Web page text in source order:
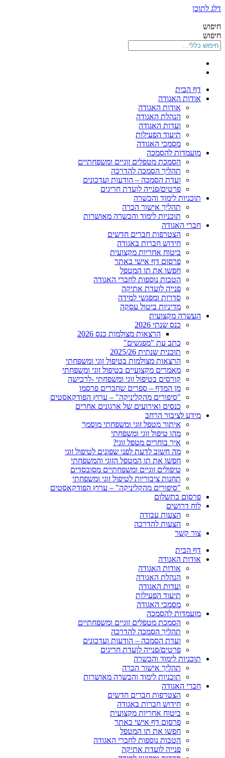
דלג לתוכן
חיפוש
חיפוש
דף הבית
אודות האגודה
אודות האגודה
הנהלת האגודה
ועדות האגודה
תיעוד הפעילות
מסמכי האגודה
מועמדות להסמכה
הסמכת מטפלים זוגיים ומשפחתיים
תהליך הסמכה להדרכה
ועדת הסמכה – הודעות ועדכונים
פרטים/פנייה לועדת חריגים
תוכניות לימוד והכשרה
תהליך אישור הכרה
תוכניות לימוד והכשרה מאושרות
חברי האגודה
הצטרפות חברים חדשים
חידוש חברות באגודה
ביטוח אחריות מקצועית
פרסום דף אישי באתר
חפשו את תו המטפל
הטבות נוספות לחברי האגודה
פנייה לועדת אתיקה
סדרות ומפגשי למידה
מדיניות ביטול עסקה
העשרה מקצועית
כנס שנתי 2026
הרצאות מצולמות כנס 2026
כתב עת "מפגשים"
תוכנית שנתית 2025/26
הרצאות מצולמות בטיפול זוגי ומשפחתי
מאמרים מקצועיים בטיפול זוגי ומשפחתי
קורסים בטיפול זוגי ומשפחתי -לרכישה
מן המדף – ספרים שחברים פרסמו
"סיפורים מהקליניקה" – ערוץ הפודקאסטים
כנסים ואירועים של ארגונים אחרים
מידע לציבור הרחב
איתור מטפל זוגי ומשפחתי מוסמך
מהו טיפול זוגי ומשפחתי
איך בוחרים מטפל זוגי?
מה חשוב לדעת לפני שפונים לטיפול זוגי
חפשו את תו המטפל הזוגי והמשפחתי
טיפולים זוגיים ומשפחתיים מסובסדים
תחנות ציבוריות לטיפול זוגי ומשפחתי
"סיפורים מהקליניקה" – ערוץ הפודקאסטים
פרסום בתשלום
לוח דרושים
הצעות עבודה
הצעות להדרכה
צור קשר
דף הבית
אודות האגודה
אודות האגודה
הנהלת האגודה
ועדות האגודה
תיעוד הפעילות
מסמכי האגודה
מועמדות להסמכה
הסמכת מטפלים זוגיים ומשפחתיים
תהליך הסמכה להדרכה
ועדת הסמכה – הודעות ועדכונים
פרטים/פנייה לועדת חריגים
תוכניות לימוד והכשרה
תהליך אישור הכרה
תוכניות לימוד והכשרה מאושרות
חברי האגודה
הצטרפות חברים חדשים
חידוש חברות באגודה
ביטוח אחריות מקצועית
פרסום דף אישי באתר
חפשו את תו המטפל
הטבות נוספות לחברי האגודה
פנייה לועדת אתיקה